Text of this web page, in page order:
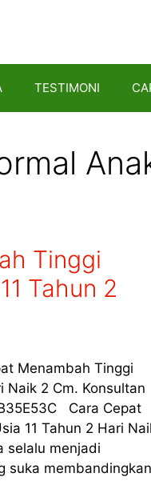
TESTIMONI
Tinggi
Tahun 2
Menambah Tinggi
Naik 2 Cm. Konsultan
Cara Cepat
11 Tahun 2 Hari
selalu menjadi
suka membandingkan